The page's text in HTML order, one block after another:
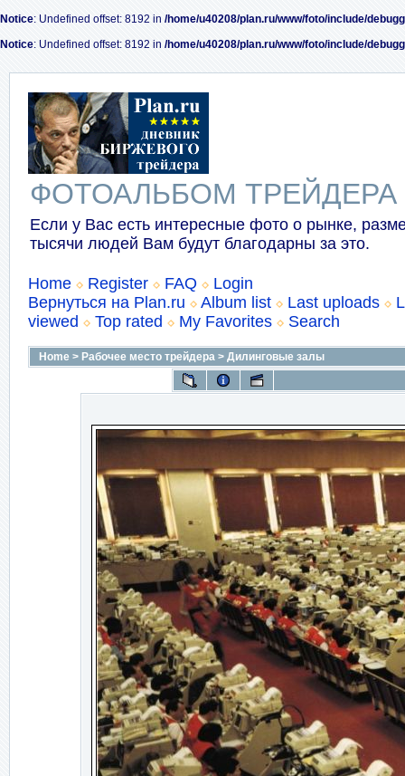
Notice: Undefined offset: 8192 in /home/u40208/plan.ru/www/foto/include/
Notice: Undefined offset: 8192 in /home/u40208/plan.ru/www/foto/include/
ФОТОАЛЬБОМ ТРЕЙДЕРА
Если у Вас есть интересные фото о рынке,
тысячи людей Вам будут благодарны за это.
Home Register FAQ
Login
Вернуться на Plan.ru
Album list Last uploads
viewed
Top rated My Favorites Search
Home > Рабочее место трейдера > Дилинговые залы